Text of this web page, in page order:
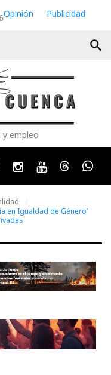
Opinión
Publicidad
search
y empleo
TwitterInstagram
YoutubeThreads
en Igualdad de Género’